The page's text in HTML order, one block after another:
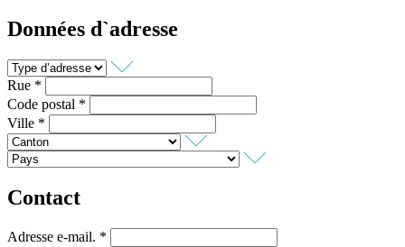
Données d`adresse
Rue *
Code postal *
Ville *
Contact
Adresse e-mail. *